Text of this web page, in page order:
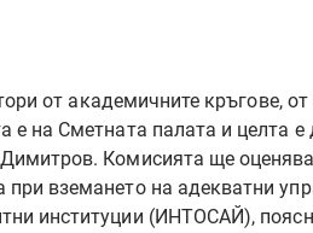
от академичните кръгове,
на Сметната палата и целта
Комисията ще
при вземането на адекватни
институции (ИНТОСАЙ),